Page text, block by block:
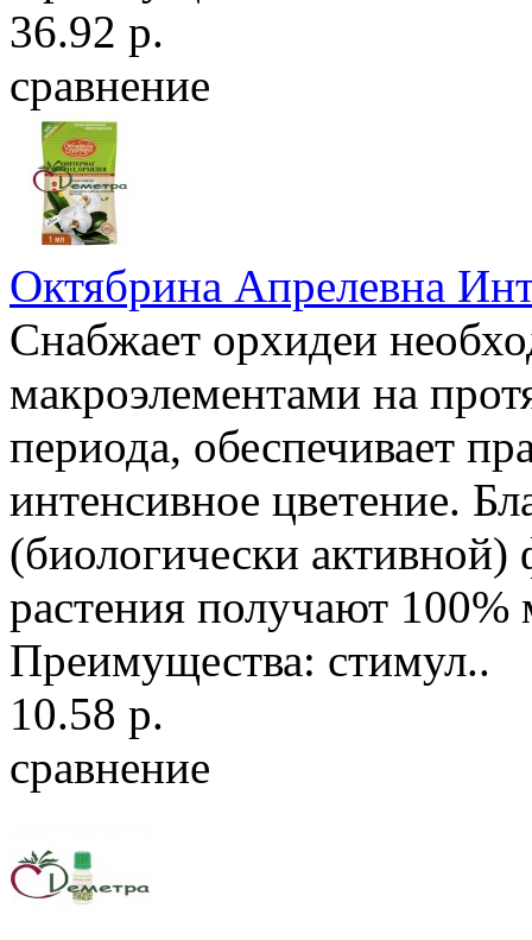
36.92 р.
сравнение
Октябрина Апрелевна
Снабжает орхидеи
макроэлементами на
периода, обеспечивает
интенсивное цветение.
(биологически
растения получают
Преимущества: стимул..
10.58 р.
сравнение